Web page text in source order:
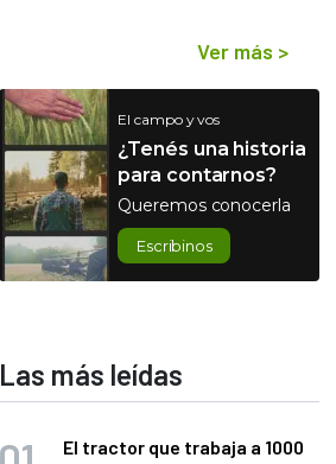
Ver más >
El campo y vos
¿Tenés una historia
para contarnos?
Queremos conocerla
Escribinos
Las más leídas
El tractor que trabaja a 1000